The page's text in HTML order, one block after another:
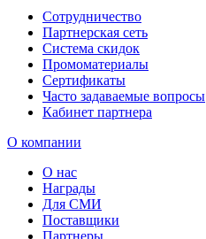
Сотрудничество
Партнерская сеть
Система скидок
Промоматериалы
Сертификаты
Часто задаваемые вопросы
Кабинет партнера
О компании
О нас
Награды
Для СМИ
Поставщики
Партнеры